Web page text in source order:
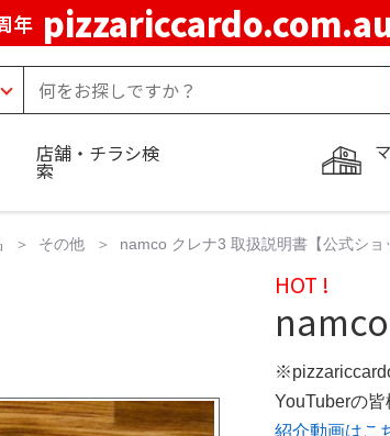
年
店舗・チラシ検
索
その他 namco クレナ3 取扱説明書【公式ショ
HOT !
YouTuberの
紹介動画はこ